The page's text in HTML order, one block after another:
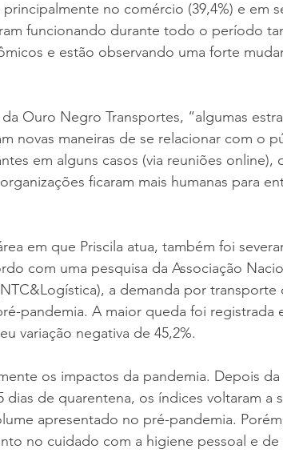
no comércio (39,4%) e em
funcionando durante todo o período
e estão observando uma forte
Ouro Negro Transportes, “algumas
novas maneiras de se relacionar com o
em alguns casos (via reuniões online),
ficaram mais humanas para
em que Priscila atua, também foi
com uma pesquisa da Associação
a demanda por transporte
pandemia. A maior queda foi registrada
variação negativa de 45,2%.
os impactos da pandemia. Depois
de quarentena, os índices voltaram a
apresentado no pré-pandemia.
no cuidado com a higiene pessoal e de